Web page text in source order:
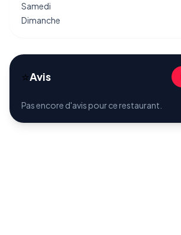
Samedi
Dimanche
⭐Avis
Pas encore d'avis pour ce restaurant.